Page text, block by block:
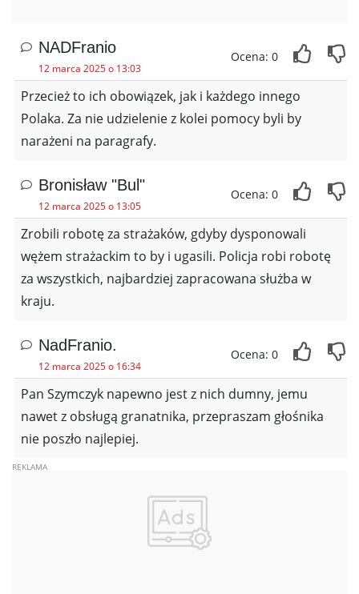
NADFranio
12 marca 2025 o 13:03
Ocena: 0
Przecież to ich obowiązek, jak i każdego innego
Polaka. Za nie udzielenie z kolei pomocy byli by
narażeni na paragrafy.
Bronisław "Bul"
12 marca 2025 o 13:05
Ocena: 0
Zrobili robotę za strażaków, gdyby dysponowali
wężem strażackim to by i ugasili. Policja robi robotę
za wszystkich, najbardziej zapracowana służba w
kraju.
NadFranio.
12 marca 2025 o 16:34
Ocena: 0
Pan Szymczyk napewno jest z nich dumny, jemu
nawet z obsługą granatnika, przepraszam głośnika
nie poszło najlepiej.